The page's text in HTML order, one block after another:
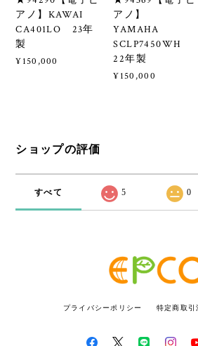
アノ】KAWAI
CA401LO 23年
製
¥150,000
アノ】
YAMAHA
SCLP7450WH
22年製
¥150,000
ショップの評価
すべて 5 0
プライバシーポリシー 特定商取引